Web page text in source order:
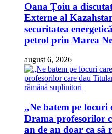
Oana Țoiu a
Externe al
securitatea
petrol prin Marea
august 6, 2026
„Ne batem pe locuri
Drama profesorilor
an de an doar ca